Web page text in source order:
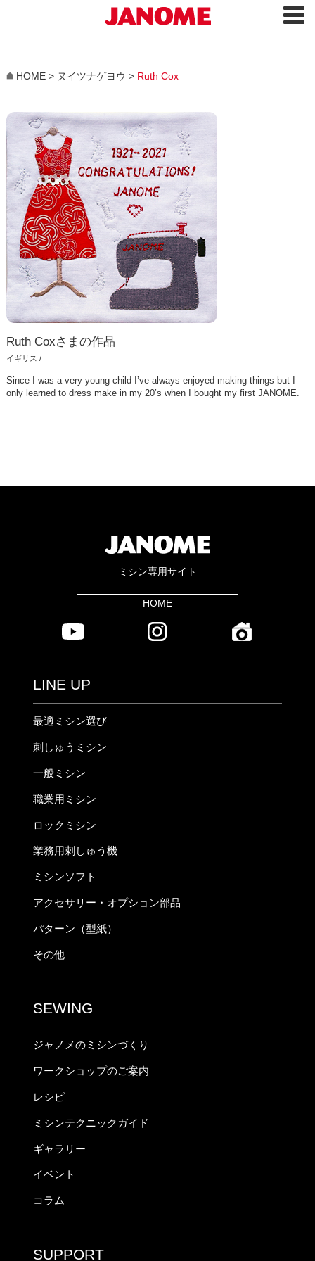
HOME> ヌイツナゲヨウ > Ruth Cox
Ruth Coxさまの作品
イギリス /
Since I was a very young child I’ve always enjoyed making things but I
only learned to dress make in my 20’s when I bought my first JANOME.
ミシン専用サイト
HOME
LINE UP
最適ミシン選び
刺しゅうミシン
一般ミシン
職業用ミシン
ロックミシン
業務用刺しゅう機
ミシンソフト
アクセサリー・オプション部品
パターン（型紙）
その他
SEWING
ジャノメのミシンづくり
ワークショップのご案内
レシピ
ミシンテクニックガイド
ギャラリー
イベント
コラム
SUPPORT